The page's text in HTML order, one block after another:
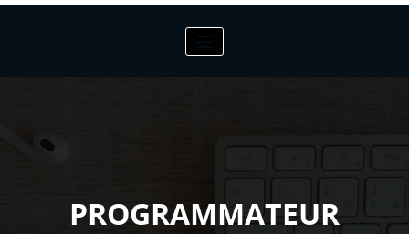
PROGRAMMATEUR